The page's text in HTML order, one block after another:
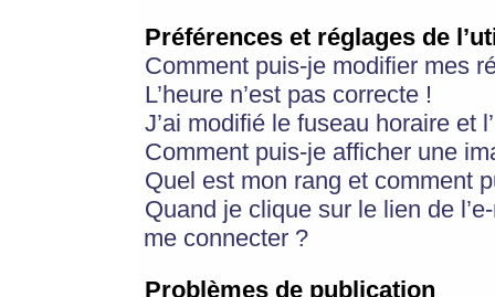
Préférences et réglages de
Comment puis-je modifier mes
L’heure n’est pas correcte !
J’ai modifié le fuseau horaire et
Comment puis-je afficher une
Quel est mon rang et comment
Quand je clique sur le lien de
me connecter ?
Problèmes de publication